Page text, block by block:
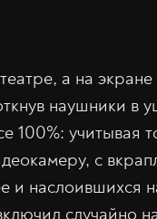
а на
наушники
100%: учитывая
с
и наслоившихся
случайно